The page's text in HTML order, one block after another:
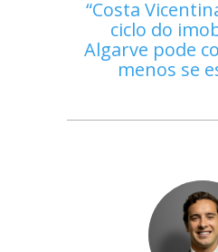
Costa
ciclo do
Algarve pode
menos se